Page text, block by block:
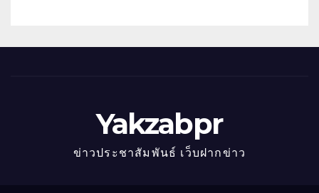
Yakzabpr
ข่าวประชาสัมพันธ์ เว็บฝากข่าว